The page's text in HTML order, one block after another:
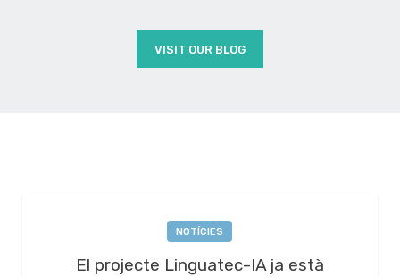
VISIT OUR BLOG
NOTÍCIES
El projecte Linguatec-IA ja està